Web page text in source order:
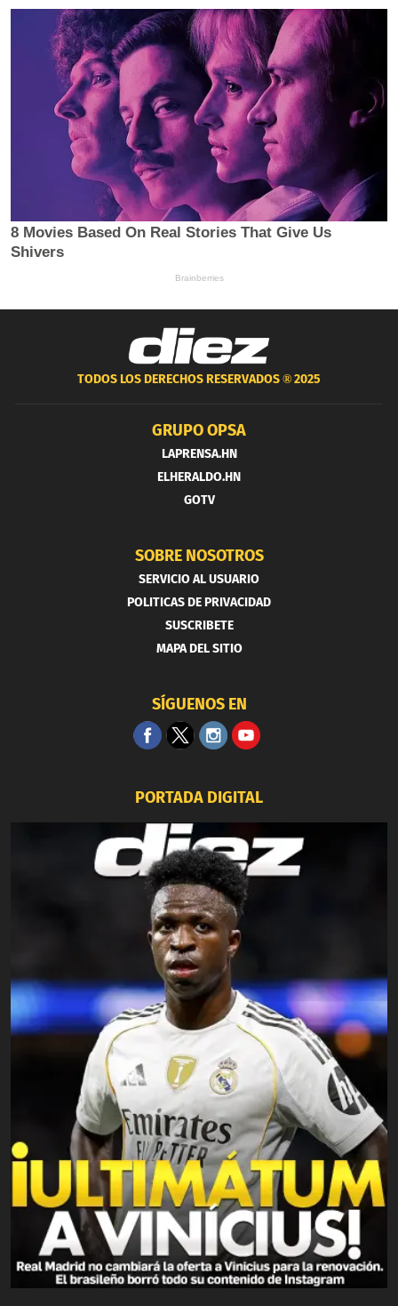
TODOS LOS DERECHOS RESERVADOS ®2025
GRUPO OPSA
LAPRENSA.HN
ELHERALDO.HN
GOTV
SOBRE NOSOTROS
SERVICIO AL USUARIO
POLITICAS DE PRIVACIDAD
SUSCRIBETE
MAPA DEL SITIO
SÍGUENOS EN
PORTADA DIGITAL